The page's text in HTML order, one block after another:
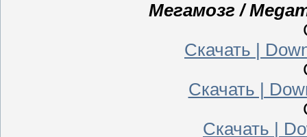
Мегамозг /
Скачать |
Скачать |
Скачать |